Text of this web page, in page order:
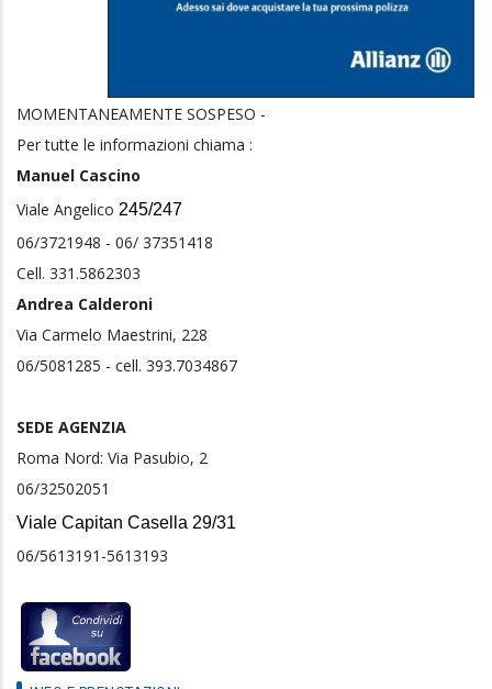
MOMENTANEAMENTE SOSPESO -
Per tutte le informazioni chiama :
Manuel Cascino
Viale Angelico 245/247
06/3721948 - 06/ 37351418
Cell. 331.5862303
Andrea Calderoni
Via Carmelo Maestrini, 228
06/5081285 - cell. 393.7034867
SEDE AGENZIA
Roma Nord: Via Pasubio, 2
06/32502051
Viale Capitan Casella 29/31
06/5613191-5613193